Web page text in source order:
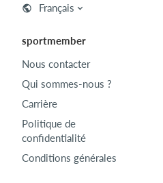
Français
sportmember
Nous contacter
Qui sommes-nous ?
Carrière
Politique de
confidentialité
Conditions générales